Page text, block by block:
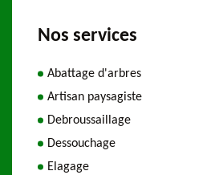
Nos services
Abattage d'arbres
Artisan paysagiste
Debroussaillage
Dessouchage
Elagage